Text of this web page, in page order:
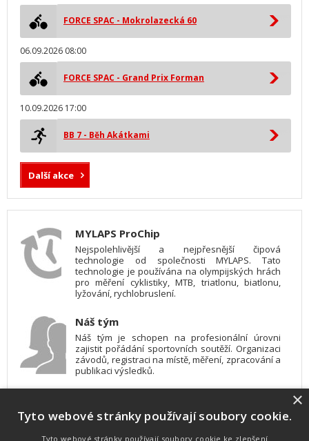
FORCE SPAC - Mokrolazecká 60
06.09.2026 08:00
FORCE SPAC - Grand Prix Forman
10.09.2026 17:00
BB 7 - Běh Akátkami
Další akce
MYLAPS ProChip
Nejspolehlivější a nejpřesnější čipová
technologie od společnosti MYLAPS. Tato
technologie je používána na olympijských hrách
pro měření cyklistiky, MTB, triatlonu, biatlonu,
lyžování, rychlobruslení.
Náš tým
Náš tým je schopen na profesionální úrovni
zajistit pořádání sportovních soutěží. Organizaci
závodů, registraci na místě, měření, zpracování a
publikaci výsledků.
Pro měření, zpracování a publikaci výsledků
používáme software vyvinutý na zakázku. Lze
online publikovat výsledky komentátorovi na
×
Tyto webové stránky používají soubory cookie.
Tyto webové stránky používají soubory cookie ke zlepšení